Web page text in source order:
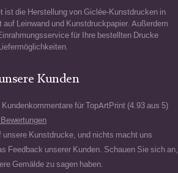
ist die Herstellung von Giclée-Kunstdrucken in
auf Leinwand und Kunstdruckpapier. Außerdem
für Ihre bestellten Drucke
Kunden
Kundenkommentare für TopArtPrint (4.93 aus 5)
unsere Kunstdrucke, und nichts macht uns
Feedback unserer Kunden. Schauen Sie sich an,
Gemälde zu sagen haben.